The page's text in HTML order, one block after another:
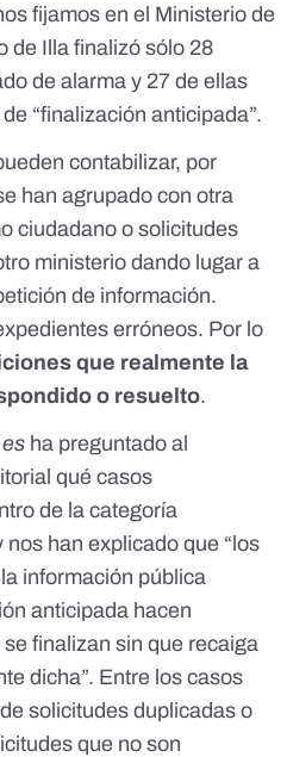
fijamos en el Ministerio de
de Illa finalizó sólo 28
de alarma y 27 de ellas
“finalización anticipada”.
contabilizar, por
han agrupado con otra
ciudadano o solicitudes
ministerio dando lugar a
de información.
erróneos. Por lo
que realmente la
o resuelto.
ha preguntado al
qué casos
de la categoría
nos han explicado que “los
información pública
anticipada hacen
finalizan sin que recaiga
dicha”. Entre los casos
solicitudes duplicadas o
que no son